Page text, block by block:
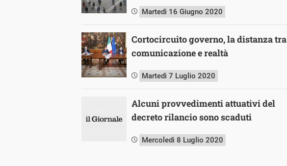
Martedì 16 Giugno 2020
Cortocircuito governo, la distanza tra
comunicazione e realtà
Martedì 7 Luglio 2020
Alcuni provvedimenti attuativi del
decreto rilancio sono scaduti
Mercoledì 8 Luglio 2020